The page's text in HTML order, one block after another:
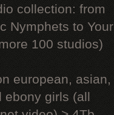
collection: from
Nymрhеts to Your
100 studios)
european, asian,
ebony girls (all